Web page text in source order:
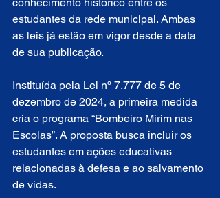
conhecimento histórico entre os
estudantes da rede municipal. Ambas
as leis já estão em vigor desde a data
de sua publicação.
Instituída pela Lei nº 7.777 de 5 de
dezembro de 2024, a primeira medida
cria o programa “Bombeiro Mirim nas
Escolas”. A proposta busca incluir os
estudantes em ações educativas
relacionadas à defesa e ao salvamento
de vidas.